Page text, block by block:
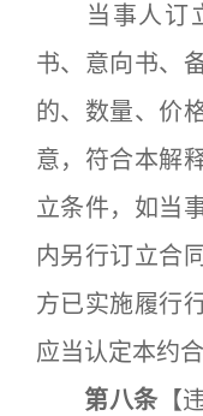
当事人订立
书、意向书、
的、数量、价
意，符合本解
立条件，如当
内另行订立合
方已实施履行
应当认定本约合
第八条 【